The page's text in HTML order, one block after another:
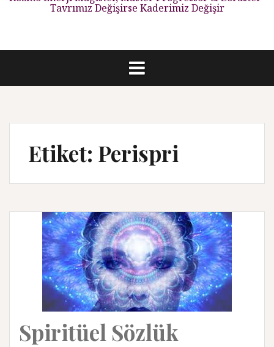
Tavrımız Değişirse Kaderimiz Değişir
Etiket: Perispri
Spiritüel Sözlük